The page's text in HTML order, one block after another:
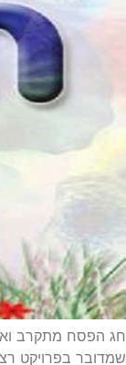
חג הפסח מתקרב
שמדובר בפרויקט